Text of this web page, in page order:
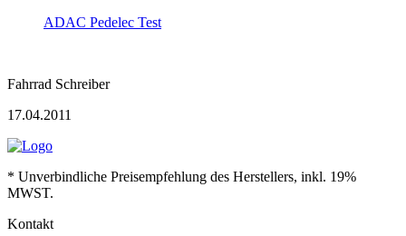
ADAC Pedelec Test
Fahrrad Schreiber
17.04.2011
* Unverbindliche Preisempfehlung des Herstellers, inkl. 19%
MWST.
Kontakt